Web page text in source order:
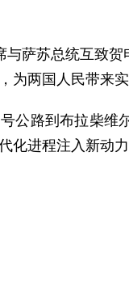
苏总统互致贺
为两国人民带来
路到布拉柴维
化进程注入新动